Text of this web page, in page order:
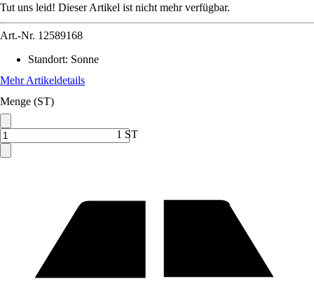
Tut uns leid! Dieser Artikel ist nicht mehr verfügbar.
Art.-Nr. 12589168
Standort: Sonne
Mehr Artikeldetails
Menge (ST)
1 ST